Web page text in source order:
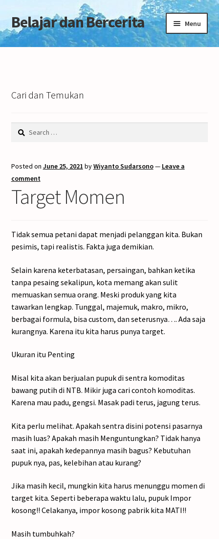
Skip
to
navigation
Skip
to
Belajar dan Bercerita Menu
Home
Cari dan Temukan
Search
Posted on June 25, 2021 byWiyanto Sudarsono— Leave a
comment
Target Momen
Tidak semua petani dapat menjadi pelanggan kita. Bukan
pesimis, tapi realistis. Fakta juga demikian.
Selain karena keterbatasan, persaingan, bahkan ketika
tanpa pesaing sekalipun, kota memang akan sulit
memuaskan semua orang. Meski produk yang kita
tawarkan lengkap. Tunggal, majemuk, makro, mikro,
berbagai formula, bisa custom, dan seterusnya…. Ada saja
kurangnya. Karena itu kita harus punya target.
Ukuran itu Penting
Misal kita akan berjualan pupuk di sentra komoditas
bawang putih di NTB. Mikir juga cari contoh komoditas.
Karena mau padu, gengsi. Masak padi terus, jagung terus.
Kita perlu melihat. Apakah sentra disini potensi pasarnya
masih luas? Apakah masih Menguntungkan? Tidak hanya
saat ini, apakah kedepannya masih bagus? Kebutuhan
pupuk nya, pas, kelebihan atau kurang?
Jika masih kecil, mungkin kita harus menunggu momen di
target kita. Seperti beberapa waktu lalu, pupuk Impor
kosong!! Celakanya, impor kosong pabrik kita MATI!!
Masih tumbuhkah?